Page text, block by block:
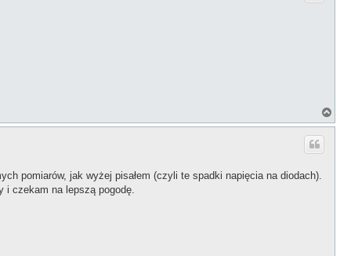
a
pomiarów, jak wyżej pisałem (czyli te spadki napięcia na diodach).
i czekam na lepszą pogodę.